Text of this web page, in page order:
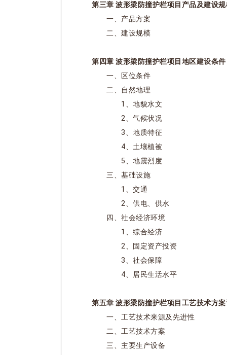
第三章 波形梁防撞护栏项目产品及建设
一、产品方案
二、建设规模
第四章 波形梁防撞护栏项目地区建设条件
一、区位条件
二、自然地理
1、地貌水文
2、气候状况
3、地质特征
4、土壤植被
5、地震烈度
三、基础设施
1、交通
2、供电、供水
四、社会经济环境
1、综合经济
2、固定资产投资
3、社会保障
4、居民生活水平
第五章 波形梁防撞护栏项目工艺技术方
一、工艺技术来源及先进性
二、工艺技术方案
三、主要生产设备